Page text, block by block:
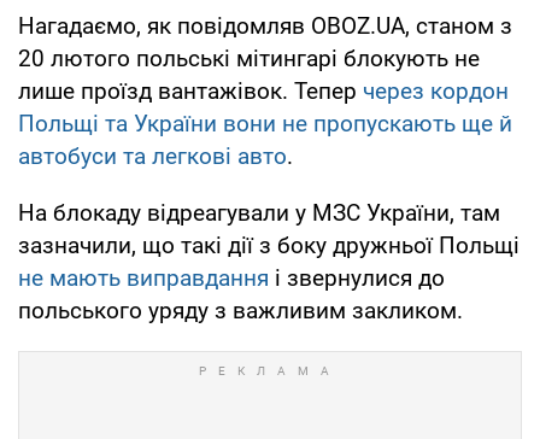
Нагадаємо, як повідомляв OBOZ.UA, станом з
20 лютого польські мітингарі блокують не
лише проїзд вантажівок. Тепер через кордон
Польщі та України вони не пропускають ще й
автобуси та легкові авто.
На блокаду відреагували у МЗС України, там
зазначили, що такі дії з боку дружньої Польщі
не мають виправдання і звернулися до
польського уряду з важливим закликом.